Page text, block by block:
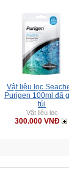
Vật liệu lọc
Purigen 100ml đã
túi
Vật liệu lọc
300.000 VNĐ